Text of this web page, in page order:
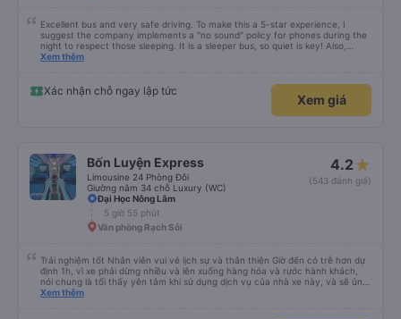
Excellent bus and very safe driving. To make this a 5-star experience, I
suggest the company implements a "no sound" policy for phones during the
night to respect those sleeping. It is a sleeper bus, so quiet is key! Also,
please display the Wi-Fi password clearly inside the cabin for convenience. I
quy định rõ ràng về việc giữ im lặng (tắt âm thanh điện thoại) vào ban đêm
để tránh làm phiền hành khách khác ngủ. Ngoài ra, nhà xe nên dán sẵn mật
khẩu Wi-Fi trong xe để hành khách dễ dàng sử dụng. Tôi vẫn sẽ tiếp tục ủng
Xem thêm
Xác nhận chỗ ngay lập tức
Xem giá
Bốn Luyện Express
Limousine 24 Phòng Đôi
Giường nằm 34 chỗ Luxury (WC)
4.2
(543 đánh giá)
Đại Học Nông Lâm
5 giờ 55 phút
Văn phòng Rạch Sỏi
Trải nghiệm tốt Nhân viên vui vẻ lịch sự và thân thiện Giờ đến có trễ hơn dự
định 1h, vì xe phải dừng nhiều và lên xuống hàng hóa và rước hành khách,
nói chung là tối thấy yên tâm khi sử dụng dịch vụ của nhà xe này, và sẽ ủng
hộ và giới thiệu cho người thân sử dụng dịch vụ của nhà xe này
Xem thêm